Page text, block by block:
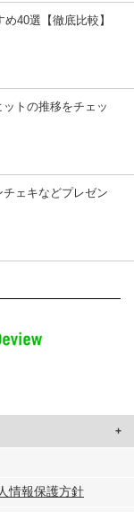
40選【徹底比較】
トの推移をチェッ
ェキなどプレゼン
たコンテンツや広告の
情報保護方針